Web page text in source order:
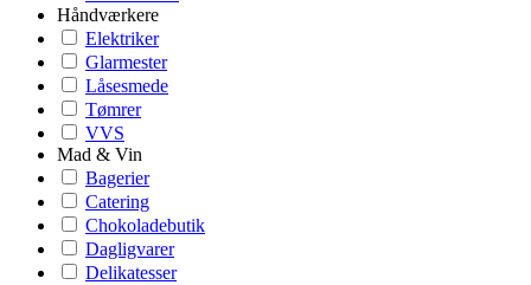
Håndværkere
Elektriker
Glarmester
Låsesmede
Tømrer
VVS
Mad & Vin
Bagerier
Catering
Chokoladebutik
Dagligvarer
Delikatesser